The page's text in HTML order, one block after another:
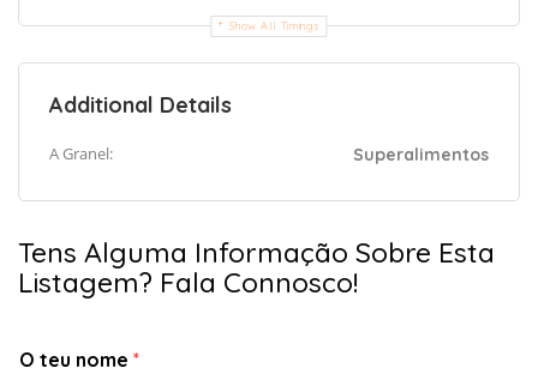
Show All Timings
Additional Details
A Granel: Superalimentos
Tens Alguma Informação Sobre Esta
Listagem? Fala Connosco!
O teu nome *